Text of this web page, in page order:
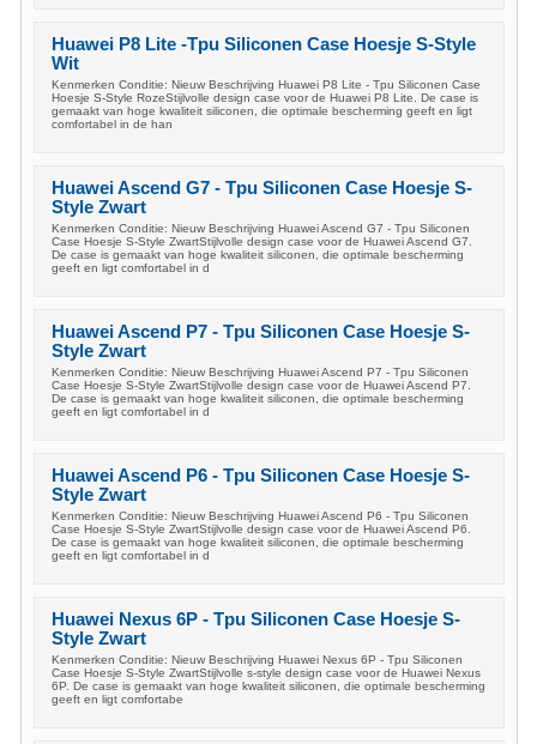
Huawei P8 Lite -Tpu Siliconen Case Hoesje S-Style
Wit
Kenmerken Conditie: Nieuw Beschrijving Huawei P8 Lite - Tpu Siliconen Case
Hoesje S-Style RozeStijlvolle design case voor de Huawei P8 Lite. De case is
gemaakt van hoge kwaliteit siliconen, die optimale bescherming geeft en ligt
comfortabel in de han
Huawei Ascend G7 - Tpu Siliconen Case Hoesje S-
Style Zwart
Kenmerken Conditie: Nieuw Beschrijving Huawei Ascend G7 - Tpu Siliconen
Case Hoesje S-Style ZwartStijlvolle design case voor de Huawei Ascend G7.
De case is gemaakt van hoge kwaliteit siliconen, die optimale bescherming
geeft en ligt comfortabel in d
Huawei Ascend P7 - Tpu Siliconen Case Hoesje S-
Style Zwart
Kenmerken Conditie: Nieuw Beschrijving Huawei Ascend P7 - Tpu Siliconen
Case Hoesje S-Style ZwartStijlvolle design case voor de Huawei Ascend P7.
De case is gemaakt van hoge kwaliteit siliconen, die optimale bescherming
geeft en ligt comfortabel in d
Huawei Ascend P6 - Tpu Siliconen Case Hoesje S-
Style Zwart
Kenmerken Conditie: Nieuw Beschrijving Huawei Ascend P6 - Tpu Siliconen
Case Hoesje S-Style ZwartStijlvolle design case voor de Huawei Ascend P6.
De case is gemaakt van hoge kwaliteit siliconen, die optimale bescherming
geeft en ligt comfortabel in d
Huawei Nexus 6P - Tpu Siliconen Case Hoesje S-
Style Zwart
Kenmerken Conditie: Nieuw Beschrijving Huawei Nexus 6P - Tpu Siliconen
Case Hoesje S-Style ZwartStijlvolle s-style design case voor de Huawei Nexus
6P. De case is gemaakt van hoge kwaliteit siliconen, die optimale bescherming
geeft en ligt comfortabe